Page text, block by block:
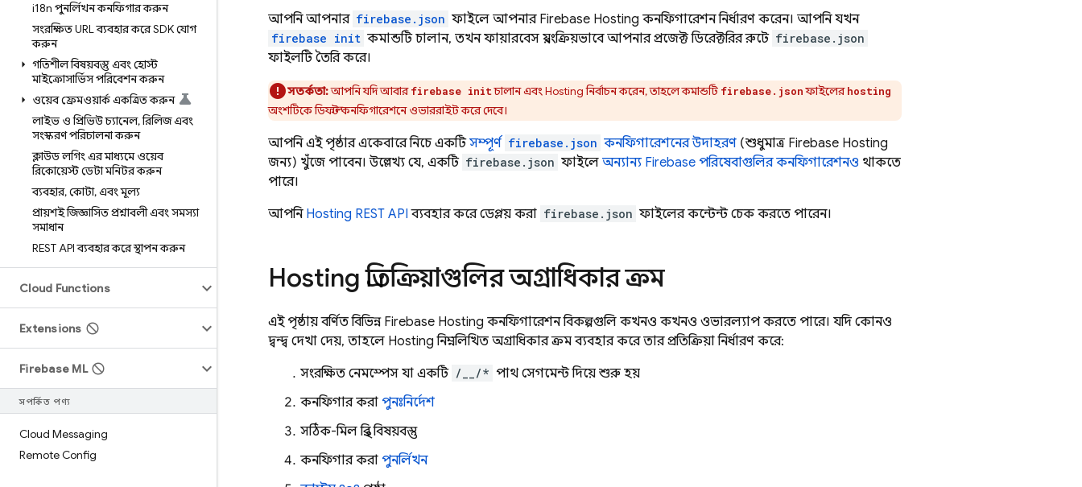
i18n পুনর্লিখন কনফিগার করুন
সংরক্ষিত URL ব্যবহার করে SDK যোগ
করুন
গতিশীল বিষয়বস্তু এবং হোস্ট
মাইক্রোসার্ভিস পরিবেশন করুন
ওয়েব ফ্রেমওয়ার্ক একত্রিত করুন
লাইভ ও প্রিভিউ চ্যানেল,রিলিজ এবং
সংস্করণ পরিচালনা করুন
ক্লাউড লগিং এর মাধ্যমে ওয়েব
রিকোয়েস্ট ডেটা মনিটর করুন
ব্যবহার,কোটা,এবং মূল্য
প্রায়শই জিজ্ঞাসিত প্রশ্নাবলী এবং সমস্যা
সমাধান
REST API ব্যবহার করে স্থাপন করুন
Cloud Functions
Extensions
Firebase ML
সম্পর্কিত পণ্য
Cloud Messaging
Remote Config
আপনি আপনার firebase.json ফাইলে আপনার Firebase Hosting কনফিগারেশন নির্ধারণ করেন। আপনি যখন
firebase init কমান্ডটি চালান, তখন ফায়ারবেস স্বয়ংক্রিয়ভাবে আপনার প্রজেক্ট ডিরেক্টরির রুটে firebase.json
ফাইলটি তৈরি করে।
সতর্কতা:আপনি যদি আবারfirebase initচালান এবংHostingনির্বাচন করেন, তাহলে কমান্ডটি firebase.jsonফাইলেরhosting
অংশটিকে ডিফল্ট কনফিগারেশনে ওভাররাইট করে দেবে।
আপনি এই পৃষ্ঠার একেবারে নিচে একটিসম্পূর্ণ firebase.json কনফিগারেশনের উদাহরণ (শুধুমাত্র Firebase Hosting
জন্য) খুঁজে পাবেন। উল্লেখ্য যে, একটি firebase.json ফাইলে অন্যান্য Firebase পরিষেবাগুলির কনফিগারেশনও থাকতে
পারে।
আপনি Hosting REST API ব্যবহার করে ডেপ্লয় করা firebase.json ফাইলের কন্টেন্ট চেক করতে পারেন।
Hostingপ্রতিক্রিয়াগুলির অগ্রাধিকার ক্রম
এই পৃষ্ঠায় বর্ণিত বিভিন্ন Firebase Hosting কনফিগারেশন বিকল্পগুলি কখনও কখনও ওভারল্যাপ করতে পারে। যদি কোনও
দ্বন্দ্ব দেখা দেয়, তাহলে Hosting নিম্নলিখিত অগ্রাধিকার ক্রম ব্যবহার করে তার প্রতিক্রিয়া নির্ধারণ করে:
সংরক্ষিত নেমস্পেস যা একটি /__/* পাথ সেগমেন্ট দিয়ে শুরু হয়
কনফিগার করা পুনঃনির্দেশ
সঠিক-মিল স্থির বিষয়বস্তু
কনফিগার করা পুনর্লিখন